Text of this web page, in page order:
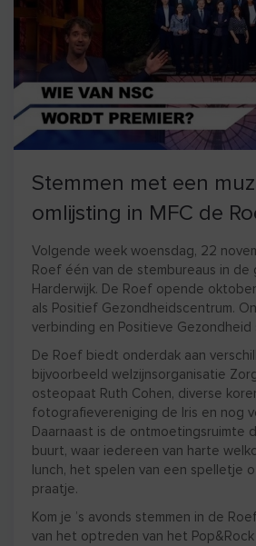
Stemmen met een
omlijsting in MFC de
Volgende week woensdag, 22
Roef één van de stembureaus in de
Harderwijk. De Roef opende
als Positief Gezondheidscentrum.
verbinding en Positieve Gezondheid
De Roef biedt onderdak aan
bijvoorbeeld welzijnsorganisatie
osteopaat Ruth Cohen, diverse
fotografievereniging de Iris en nog
Daarnaast is de ontmoetingsruimte
buurt, waar iedereen van harte
lunch, het spelen van een spelletje
praatje.
Kom je ’s avonds stemmen in de
van het optreden van het